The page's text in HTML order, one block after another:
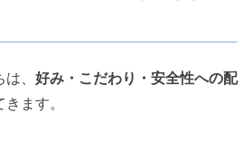
、 好み・こだわり・安全性への配
ます。